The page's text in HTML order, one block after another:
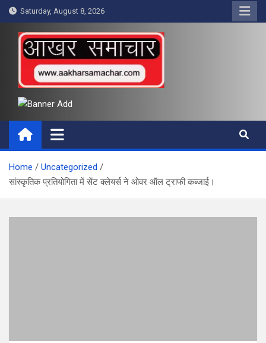
Skip
to
content
Saturday, August 8, 2026
आखर समाचार
Home
Uncategorized
सांस्कृतिक प्रतियोगिता में सेंट क्लेयर्स ने ओवर ऑल ट्राफी कब्जाई।